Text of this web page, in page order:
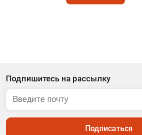
Подпишитесь на рассылку
Подписаться